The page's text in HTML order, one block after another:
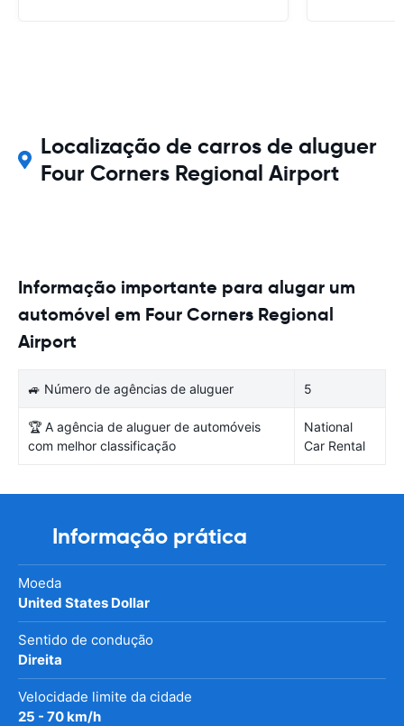
Localização de carros de aluguer
Four Corners Regional Airport
Informação importante para alugar um
automóvel em Four Corners Regional
Airport
🚙 Número de agências de aluguer 5
🏆 A agência de aluguer de automóveis
com melhor classificação
National
Car Rental
Informação prática
Moeda
United States Dollar
Sentido de condução
Direita
Velocidade limite da cidade
25 - 70 km/h